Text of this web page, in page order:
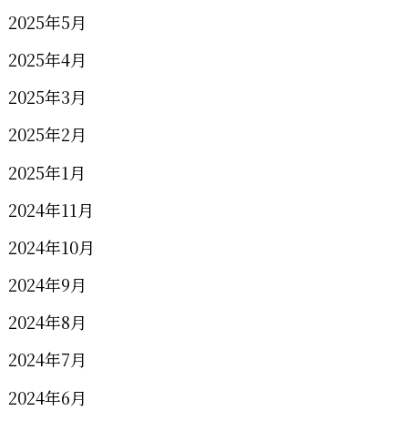
2025年5月
2025年4月
2025年3月
2025年2月
2025年1月
2024年11月
2024年10月
2024年9月
2024年8月
2024年7月
2024年6月